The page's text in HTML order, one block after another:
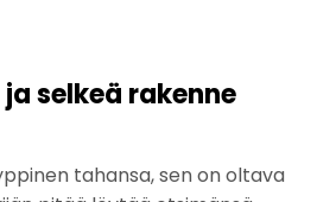
selkeä rakenne
tahansa, sen on oltava